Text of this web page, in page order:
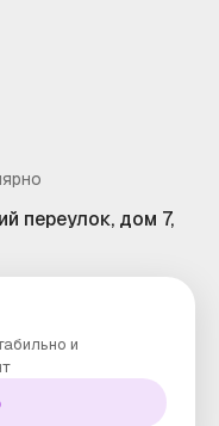
переулок, дом 7,
©
сайта без
Телеком"
и